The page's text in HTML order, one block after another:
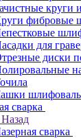
круги
фибровые
для
диски
сварка
Назад
сварка